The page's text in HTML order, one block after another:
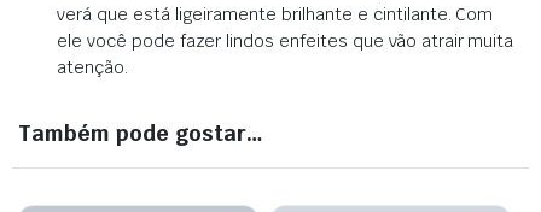
verá que está ligeiramente brilhante e cintilante. Com
ele você pode fazer lindos enfeites que vão atrair muita
atenção.
Também pode gostar…